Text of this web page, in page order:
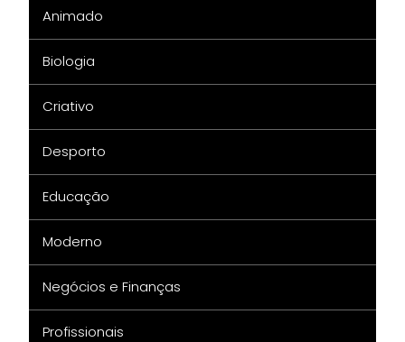
Animado
Biologia
Criativo
Desporto
Educação
Moderno
Negócios e Finanças
Profissionais